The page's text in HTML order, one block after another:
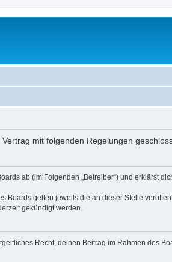
mit folgenden Regelungen
ab (im Folgenden „Betreiber“) und erklärst
Boards gelten jeweils die an dieser Stelle
gekündigt werden.
Recht, deinen Beitrag im Rahmen des